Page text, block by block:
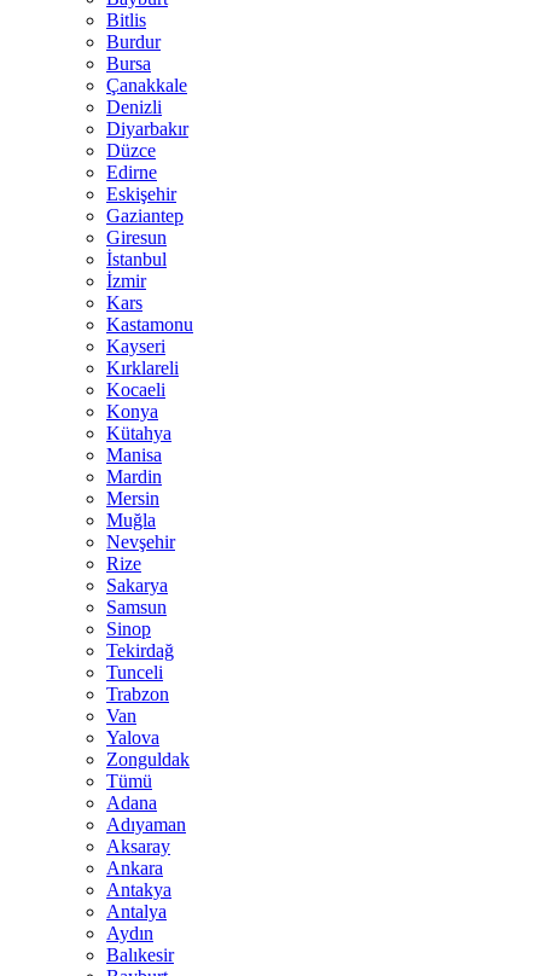
Bitlis
Burdur
Bursa
Çanakkale
Denizli
Diyarbakır
Düzce
Edirne
Eskişehir
Gaziantep
Giresun
İstanbul
İzmir
Kars
Kastamonu
Kayseri
Kırklareli
Kocaeli
Konya
Kütahya
Manisa
Mardin
Mersin
Muğla
Nevşehir
Rize
Sakarya
Samsun
Sinop
Tekirdağ
Tunceli
Trabzon
Van
Yalova
Zonguldak
Tümü
Adana
Adıyaman
Aksaray
Ankara
Antakya
Antalya
Aydın
Balıkesir